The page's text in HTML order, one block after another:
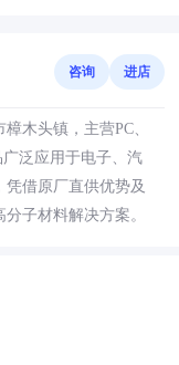
咨询 进店
木头镇，主营PC、
广泛应用于电子、汽
借原厂直供优势及
子材料解决方案。